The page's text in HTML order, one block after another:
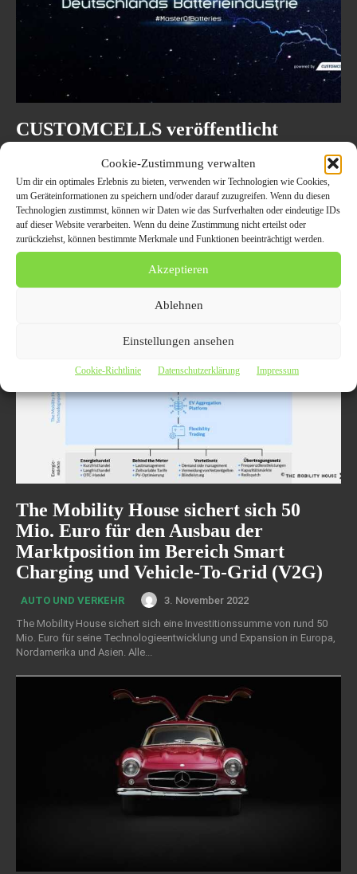
Cookie-Zustimmung verwalten
Um dir ein optimales Erlebnis zu bieten, verwenden wir Technologien wie Cookies,
um Geräteinformationen zu speichern und/oder darauf zuzugreifen. Wenn du diesen
Technologien zustimmst, können wir Daten wie das Surfverhalten oder eindeutige IDs
auf dieser Website verarbeiten. Wenn du deine Zustimmung nicht erteilst oder
zurückziehst, können bestimmte Merkmale und Funktionen beeinträchtigt werden.
Akzeptieren
Ablehnen
Einstellungen ansehen
Cookie-Richtlinie Datenschutzerklärung Impressum
CUSTOMCELLS veröffentlicht
Batterieindustrie
AUTO UND VERKEHR
4. November 2022
Itzehoe - Die Batterieindustrie in Deutschland steht vor einer
Konsolidierungswelle. Das ist eine von zehn Thesen, die
CUSTOMCELLS (https://www.customcells.de/) zur Zukunft der
Branche heute veröffentlicht...
The Mobility House sichert sich 50
Mio. Euro für den Ausbau der
Marktposition im Bereich Smart
Charging und Vehicle-To-Grid (V2G)
AUTO UND VERKEHR
3. November 2022
The Mobility House sichert sich eine Investitionssumme von rund 50
Mio. Euro für seine Technologieentwicklung und Expansion in Europa,
Nordamerika und Asien. Alle...